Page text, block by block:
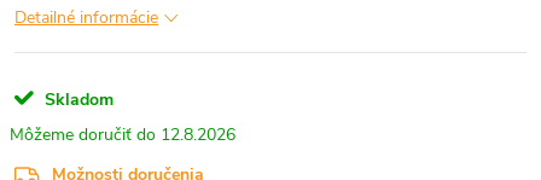
Detailné informácie
Skladom
12.8.2026
Možnosti doručenia